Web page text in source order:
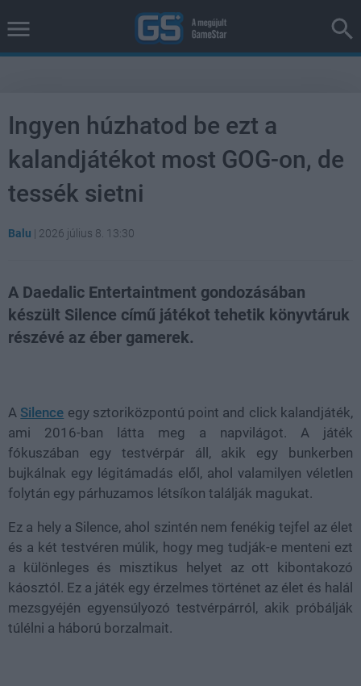
Ingyen húzhatod be ezt a
kalandjátékot most GOG-on, de
tessék sietni
Balu | 2026 július 8. 13:30
A Daedalic Entertaintment gondozásában
készült Silence című játékot tehetik könyvtáruk
részévé az éber gamerek.
A Silence egy sztoriközpontú point and click kalandjáték,
ami 2016-ban látta meg a napvilágot. A játék
fókuszában egy testvérpár áll, akik egy bunkerben
bujkálnak egy légitámadás elől, ahol valamilyen véletlen
folytán egy párhuzamos létsíkon találják magukat.
Ez a hely a Silence, ahol szintén nem fenékig tejfel az élet
és a két testvéren múlik, hogy meg tudják-e menteni ezt
a különleges és misztikus helyet az ott kibontakozó
káosztól. Ez a játék egy érzelmes történet az élet és halál
mezsgyéjén egyensúlyozó testvérpárról, akik próbálják
túlélni a háború borzalmait.